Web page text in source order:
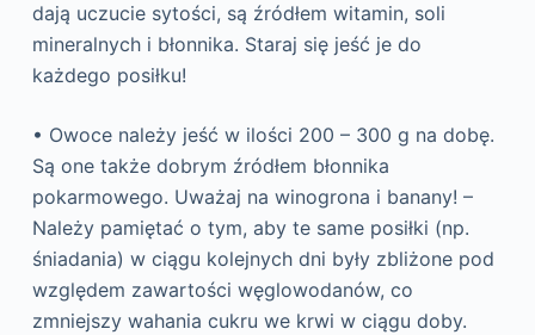
dają uczucie sytości, są źródłem witamin, soli
mineralnych i błonnika. Staraj się jeść je do
każdego posiłku!
• Owoce należy jeść w ilości 200 – 300 g na dobę.
Są one także dobrym źródłem błonnika
pokarmowego. Uważaj na winogrona i banany! –
Należy pamiętać o tym, aby te same posiłki (np.
śniadania) w ciągu kolejnych dni były zbliżone pod
względem zawartości węglowodanów, co
zmniejszy wahania cukru we krwi w ciągu doby.